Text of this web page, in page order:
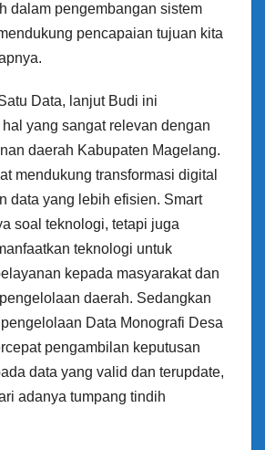
dalam pengembangan sistem
pencapaian tujuan kita
Data, lanjut Budi ini
yang sangat relevan dengan
daerah Kabupaten Magelang.
mendukung transformasi digital
data yang lebih efisien. Smart
soal teknologi, tetapi juga
teknologi untuk
kepada masyarakat dan
daerah. Sedangkan
Data Monografi Desa
pengambilan keputusan
data yang valid dan terupdate,
adanya tumpang tindih